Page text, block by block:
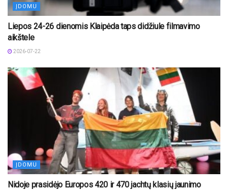
ĮDOMU
Liepos 24-26 dienomis Klaipėda taps didžiule filmavimo
aikštele
2026-07-22
ĮDOMU
Nidoje prasidėjo Europos 420 ir 470 jachtų klasių jaunimo